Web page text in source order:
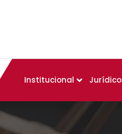
Institucional Jurídico